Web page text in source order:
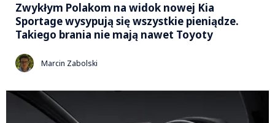
Zwykłym Polakom na widok nowej Kia
Sportage wysypują się wszystkie pieniądze.
Takiego brania nie mają nawet Toyoty
Marcin Zabolski